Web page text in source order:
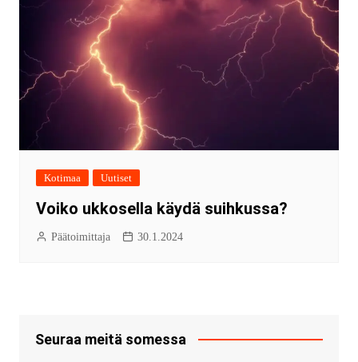
Kotimaa Uutiset
Voiko ukkosella käydä suihkussa?
Päätoimittaja 30.1.2024
Seuraa meitä somessa